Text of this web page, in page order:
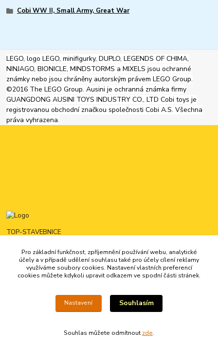
Cobi WW II, Small Army, Great War
LEGO, logo LEGO, minifigurky, DUPLO, LEGENDS OF CHIMA,
NINJAGO, BIONICLE, MINDSTORMS a MIXELS jsou ochranné
známky nebo jsou chráněny autorským právem LEGO Group.
©2016 The LEGO Group. Ausini je ochranná známka firmy
GUANGDONG AUSINI TOYS INDUSTRY CO., LTD Cobi toys je
registrovanou obchodní značkou společnosti Cobi A.S. Všechna
práva vyhrazena.
TOP-STAVEBNICE
725444321
16:00 - 22:00
Pro základní funkčnost, zpříjemnění používání webu, analytické
účely a v případě udělení souhlasu také pro účely cílení reklamy
využíváme soubory cookies. Nastavení vlastních preferencí
cookies můžete kdykoli upravit odkazem ve spodní části stránek.
Nastavení Souhlasím
Souhlas můžete odmítnout zde.